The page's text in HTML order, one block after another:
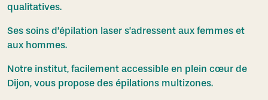
qualitatives.
Ses soins d’épilation laser s’adressent aux femmes et
aux hommes.
Notre institut, facilement accessible en plein cœur de
Dijon, vous propose des épilations multizones.